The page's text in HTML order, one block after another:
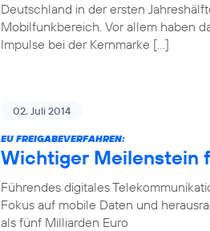
Deutschland in der ersten
Mobilfunkbereich. Vor allem haben
Impulse bei der Kernmarke […]
02. Juli 2014
EU FREIGABEVERFAHREN:
Wichtiger Meilenstein
Führendes digitales
Fokus auf mobile Daten und
als fünf Milliarden Euro